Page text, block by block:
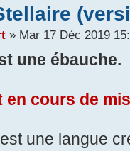
» Mar 17 Déc 2019
une ébauche.
en cours de
une langue